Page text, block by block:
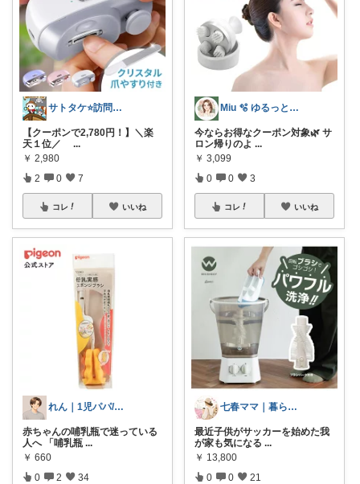
サトタケ⭐️訪問感謝🙇‍♂️コレ歓迎✨
【クーポンで2,780円！】＼楽
天１位／
...
￥ 2,980
2 0 7
コレ いいね
れん｜1児パパ/育児中👶
赤ちゃんの哺乳瓶で迷っている
人へ 「哺乳瓶 ...
￥ 660
0 2 34
Miu 🫧 ゆるっと自分磨き。
今ならお得なクーポン対象🌿 サ
ロン帰りのよ ...
￥ 3,099
0 0 3
コレ いいね
七春ママ｜暮らしとキャンプ
最近子供がサッカーを始めた我
が家も気になる ...
￥ 13,800
0 0 21